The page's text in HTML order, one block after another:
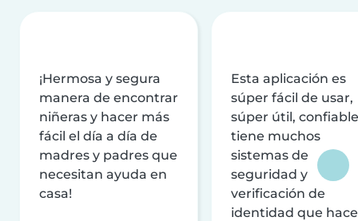
¡Hermosa y segura
manera de encontrar
niñeras y hacer más
fácil el día a día de
madres y padres que
necesitan ayuda en
casa!
Esta aplicación es
súper fácil de usar,
súper útil,
tiene muchos
sistemas de
seguridad y
verificación de
identidad que